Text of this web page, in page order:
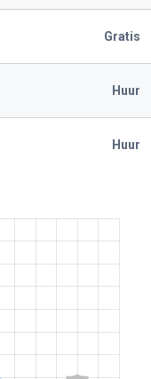
Gratis
Huur
Huur